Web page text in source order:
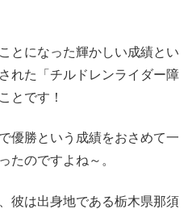
とになった輝かしい成績とい
れた「チルドレンライダー障
とです！
優勝という成績をおさめて一
たのですよね～。
彼は出身地である栃木県那須